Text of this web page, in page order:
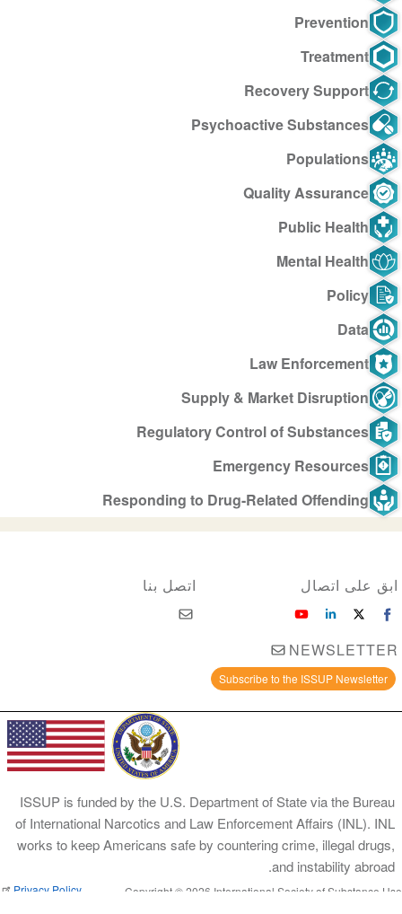
Prevention
Treatment
Recovery Support
Psychoactive Substances
Populations
Quality Assurance
Public Health
Mental Health
Policy
Data
Law Enforcement
Supply & Market Disruption
Regulatory Control of Substances
Emergency Resources
Responding to Drug-Related Offending
اتصل بنا ابق على اتصال
NEWSLETTER
Subscribe to the ISSUP Newsletter
ISSUP is funded by the U.S. Department of State via the Bureau
of International Narcotics and Law Enforcement Affairs (INL). INL
works to keep Americans safe by countering crime, illegal drugs,
and instability abroad.
Copyright © 2026 International Society of Substance Use
Privacy Policy